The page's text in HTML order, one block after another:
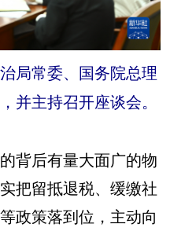
局常委、国务院总理
并主持召开座谈会。
后有量大面广的物
把留抵退税、缓缴社
政策落到位，主动向